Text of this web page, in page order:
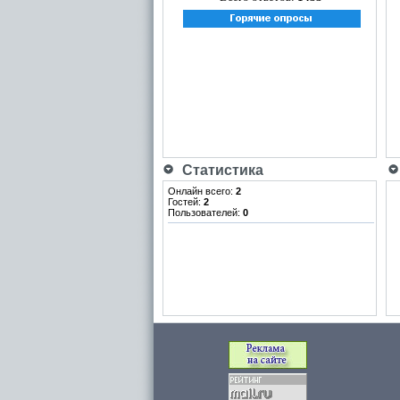
Статистика
Онлайн всего: 2
Гостей: 2
Пользователей: 0